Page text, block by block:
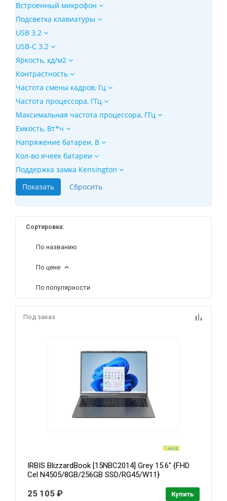
Встроенный микрофон
Подсветка клавиатуры
USB 3.2
USB-C 3.2
Яркость, кд/м2
Контрастность
Частота смены кадров, Гц
Частота процессора, ГГц
Максимальная частота процессора, ГГц
Емкость, Вт*ч
Напряжение батареи, В
Кол-во ячеек батареи
Поддержка замка Kensington
Сортировка:
По названию
По цене
По популярности
Под заказ
IRBIS BlizzardBook [15NBC2014] Grey 15.6" {FHD
Cel N4505/8GB/256GB SSD/RG45/W11}
25 105 ₽ Купить